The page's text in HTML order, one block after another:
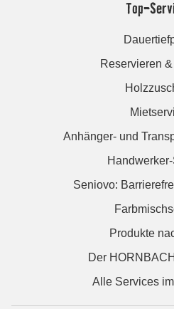
Top-
Reservieren
Anhänger- und
Seniovo:
Produkte
Der
Alle Services